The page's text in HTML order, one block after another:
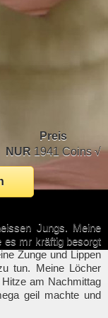
Preis
NUR 1941 Coins √
Jungs. Meine
es mr kräftig besorgt
Zunge und Lippen
tun. Meine Löcher
am Nachmittag
geil machte und